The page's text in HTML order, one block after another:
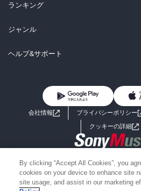
雑誌・グラビア
BL・TL
ラノベ
雑誌・グラビア
BL・TL
総合
ラノベ
雑誌・グラビア
ランキング
総合
ラノベ
ジャンル
コミック
ライトノベル 男子
小説
海外
ミステリー SF
ヘルプ&サポート
よくあるご質問 お問
会社情報 プライバシーポリシー
クッキーの詳細
Copyright 2017 - 2026 Sony Music
Information on the site is for the
powered by
By clicking “Accept All Cookies”, you
cookies on your device to enhance site
site usage, and assist in our marketing